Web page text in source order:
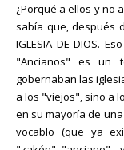
¿Porqué a ellos y no
sabía que, después
IGLESIA DE DIOS.
"Ancianos" es un
gobernaban las
a los "viejos", sino a
en su mayoría de
vocablo (que ya